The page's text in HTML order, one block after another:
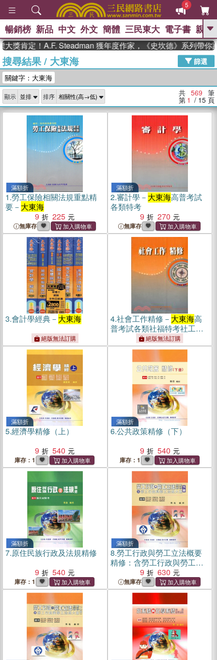
5
GO
The Odyssey 、
父親節 、 如果歷史是一群喵 、 暑期
念華 、 台灣的李登輝時代 、 數學女
孩：黎曼猜想
偉大的迷走神經
暢銷榜 新品 中文 外文 簡體 三民東大 電子書 親子
！A.F. Steadman 獲年度作家，《史坎德》系列帶你踏上熱
搜尋結果/ 大東海
篩選
關鍵字：大東海
顯示 排序 共 569 筆
第 1 / 15 頁
滿額折
1.勞工保險相關法規重點精
要－ 大東海
9
225
無庫存
滿額折
2.審計學－ 大東海高普考試
各類特考
9
270
無庫存
3.會計學經典－ 大東海
絕版無法訂購
4.社會工作精修－ 大東海高
普考試各類社福特考社工師
絕版無法訂購
滿額折
5.經濟學精修（上）
9
540
庫存：1
滿額折
6.公共政策精修（下）
9
540
庫存：1
滿額折
7.原住民族行政及法規精修
9
540
庫存：1
滿額折
8.勞工行政與勞工立法概要
精修：含勞工行政與勞工法
規大意（下）
9 630
無庫存